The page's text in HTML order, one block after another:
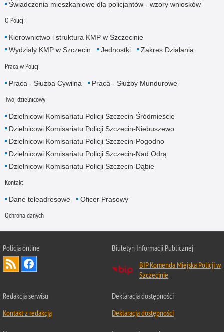
Świadczenia mieszkaniowe dla policjantów - wzory wniosków
O Policji
Kierownictwo i struktura KMP w Szczecinie
Wydziały KMP w Szczecin
Jednostki Zakres Działania
Praca w Policji
Praca - Służba Cywilna Praca - Służby Mundurowe
Twój dzielnicowy
Dzielnicowi Komisariatu Policji Szczecin-Śródmieście
Dzielnicowi Komisariatu Policji Szczecin-Niebuszewo
Dzielnicowi Komisariatu Policji Szczecin-Pogodno
Dzielnicowi Komisariatu Policji Szczecin-Nad Odrą
Dzielnicowi Komisariatu Policji Szczecin-Dąbie
Kontakt
Dane teleadresowe Oficer Prasowy
Ochrona danych
Policja online
Biuletyn Informacji Publicznej
BIP Komenda Miejska Policji w
Szczecinie
Redakcja serwisu
Kontakt z redakcją
Deklaracja dostępności
Deklaracja dostępności